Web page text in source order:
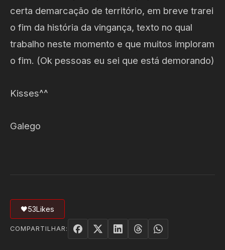
certa demarcação de território, em breve trarei
o fim da história da vingança, texto no qual
trabalho neste momento e que muitos imploram
o fim. (Ok pessoas eu sei que está demorando)
Kisses^^
Galego
🖤53Likes
COMPARTILHAR: